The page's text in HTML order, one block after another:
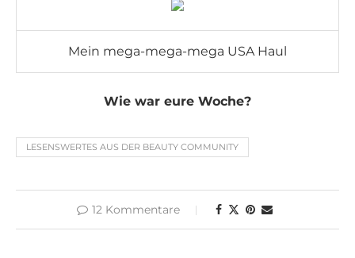
Mein mega-mega-mega USA Haul
Wie war eure Woche?
LESENSWERTES AUS DER BEAUTY COMMUNITY
12 Kommentare